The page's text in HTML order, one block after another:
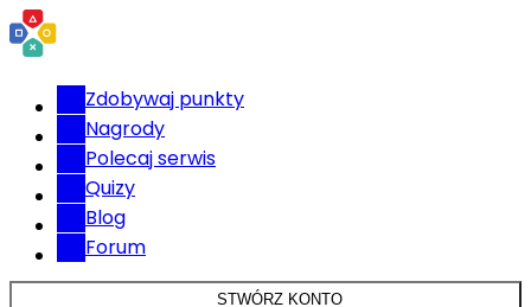
Zdobywaj punkty
Nagrody
Polecaj serwis
Quizy
Blog
Forum
STWÓRZ KONTO